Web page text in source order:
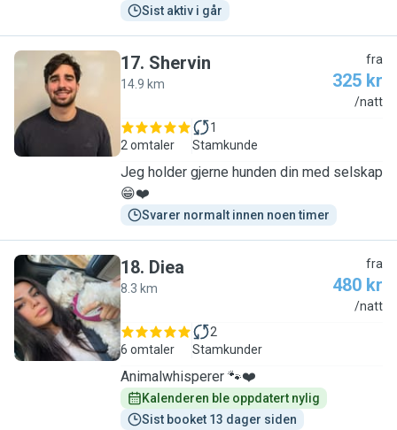
Sist aktiv i går
S
17. Shervin
14.9 km
fra
325 kr
/natt
2 omtaler
1
Stamkunde
Jeg holder gjerne hunden din med selskap
😁❤️
Svarer normalt innen noen timer
D
18. Diea
8.3 km
fra
480 kr
/natt
6 omtaler
2
Stamkunder
Animalwhisperer 🐾❤️
Kalenderen ble oppdatert nylig
Sist booket 13 dager siden